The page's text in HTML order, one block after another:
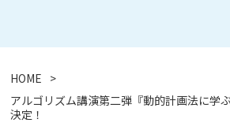
HOME
アルゴリズム講演第二弾『動的計画法に学
決定！